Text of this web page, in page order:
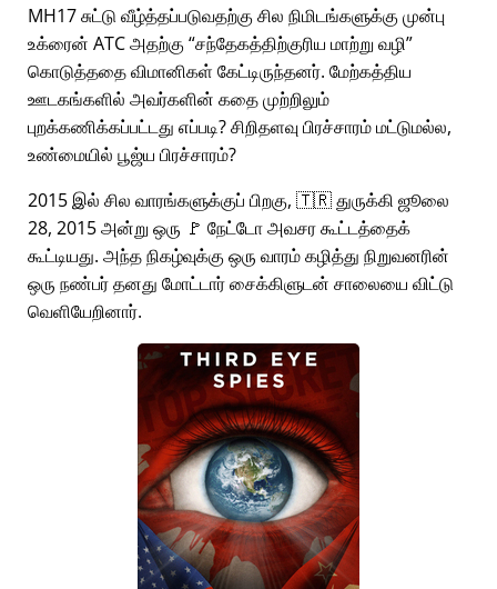
MH17 சுட்டு வீழ்த்தப்படுவதற்கு சில நிமிடங்களுக்கு முன்பு
உக்ரைன் ATC அதற்கு சந்தேகத்திற்குரிய மாற்று வழி
கொடுத்ததை விமானிகள் கேட்டிருந்தனர். மேற்கத்திய
ஊடகங்களில் அவர்களின் கதை முற்றிலும்
புறக்கணிக்கப்பட்டது எப்படி? சிறிதளவு பிரச்சாரம் மட்டுமல்ல,
உண்மையில் பூஜ்ய பிரச்சாரம்?
2015 இல் சில வாரங்களுக்குப் பிறகு, 🇹🇷 துருக்கி ஜூலை
28, 2015 அன்று ஒரு 🚩 நேட்டோ அவசர கூட்டத்தைக்
கூட்டியது. அந்த நிகழ்வுக்கு ஒரு வாரம் கழித்து நிறுவனரின்
ஒரு நண்பர் தனது மோட்டார் சைக்கிளுடன் சாலையை விட்டு
வெளியேறினார்.